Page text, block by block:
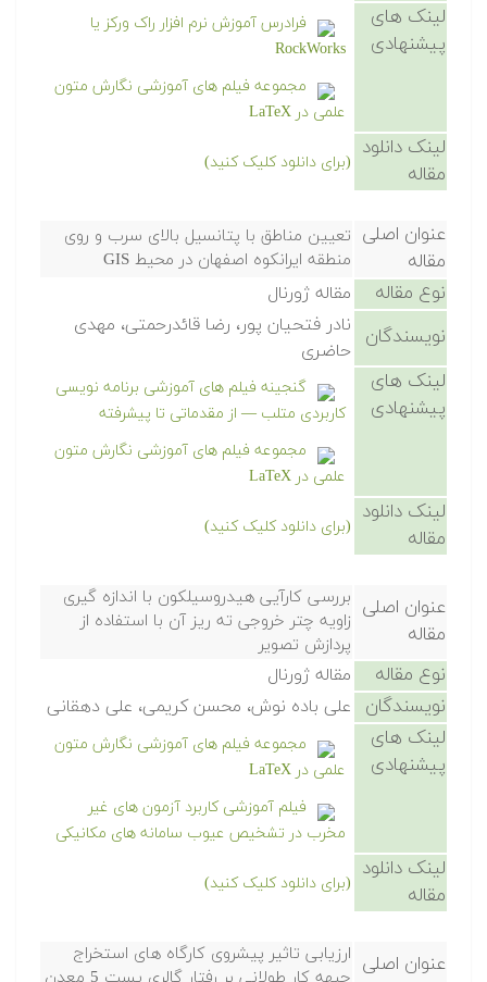
لینک های
پیشنهادی
فرادرس آموزش نرم افزار راک ورکز یا
RockWorks
مجموعه فیلم های آموزشی نگارش متون
علمی در LaTeX
لینک دانلود
مقاله
(برای دانلود کلیک کنید)
عنوان اصلی
مقاله
تعیین مناطق با پتانسیل بالای سرب و روی
منطقه ایرانکوه اصفهان در محیط GIS
نوع مقاله مقاله ژورنال
نویسندگان
نادر فتحیان پور، رضا قائدرحمتی، مهدی
حاضری
لینک های
پیشنهادی
گنجینه فیلم های آموزشی برنامه نویسی
کاربردی متلب — از مقدماتی تا پیشرفته
مجموعه فیلم های آموزشی نگارش متون
علمی در LaTeX
لینک دانلود
مقاله
(برای دانلود کلیک کنید)
عنوان اصلی
مقاله
بررسی کارآیی هیدروسیلکون با اندازه گیری
زاویه چتر خروجی ته ریز آن با استفاده از
پردازش تصویر
نوع مقاله مقاله ژورنال
نویسندگان علی باده نوش، محسن کریمی، علی دهقانی
لینک های
پیشنهادی
مجموعه فیلم های آموزشی نگارش متون
علمی در LaTeX
فیلم آموزشی کاربرد آزمون های غیر
مخرب در تشخیص عیوب سامانه های مکانیکی
لینک دانلود
مقاله
(برای دانلود کلیک کنید)
عنوان اصلی ارزیابی تاثیر پیشروی کارگاه های استخراج